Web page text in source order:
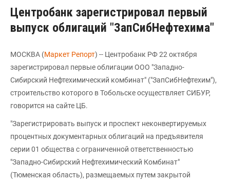
Центробанк зарегистрировал первый
выпуск облигаций "ЗапСибНефтехима"
МОСКВА (Маркет Репорт) -- Центробанк РФ 22 октября
зарегистрировал первые облигации ООО "Западно-
Сибирский Нефтехимический комбинат" ("ЗапСибНефтехим"),
строительство которого в Тобольске осуществляет СИБУР,
говорится на сайте ЦБ.
"Зарегистрировать выпуск и проспект неконвертируемых
процентных документарных облигаций на предъявителя
серии 01 общества с ограниченной ответственностью
"Западно-Сибирский Нефтехимический Комбинат"
(Тюменская область), размещаемых путем закрытой